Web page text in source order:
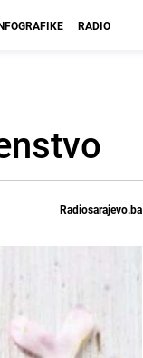
RADIO
Radiosarajevo.ba